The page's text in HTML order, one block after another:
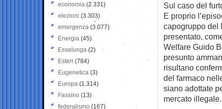
Sul caso del
E proprio
capogruppo del
presentato,
Welfare Guido
presunto
risultano
del farmaco
siano adottate
mercato illegale.
economia (2.331)
elezioni (3.303)
emergenza (3.077)
Energia (45)
Esselunga (2)
Esteri (784)
Eugenetica (3)
Europa (1.314)
Fassino (13)
federalismo (167)